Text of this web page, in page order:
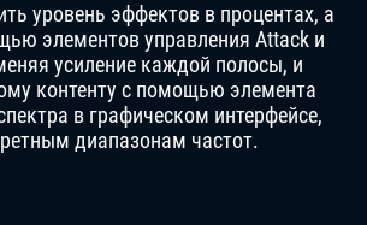
уровень эффектов в процентах, а
элементов управления Attack и
усиление каждой полосы, и
контенту с помощью элемента
в графическом интерфейсе,
диапазонам частот.